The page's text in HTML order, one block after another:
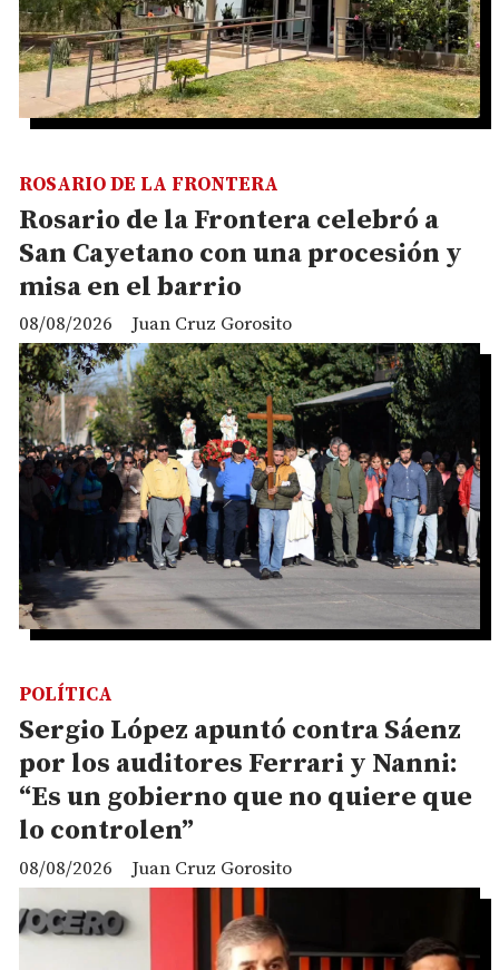
Rosario de la Frontera celebró a
San Cayetano con una procesión y
misa en el barrio
Juan Cruz Gorosito
ROSARIO DE LA FRONTERA
08/08/2026
Sergio López apuntó contra Sáenz
por los auditores Ferrari y Nanni:
“Es un gobierno que no quiere que
lo controlen”
Juan Cruz Gorosito
POLÍTICA
08/08/2026